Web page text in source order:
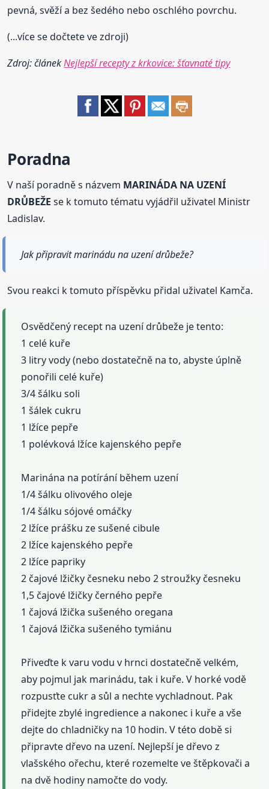
pevná, svěží a bez šedého nebo oschlého povrchu.
(...více se dočtete ve zdroji)
Zdroj: článekNejlepší recepty z krkovice: šťavnaté tipy
Poradna
V naší poradně s názvem MARINÁDA NA UZENÍ
DRŮBEŽE se k tomuto tématu vyjádřil uživatel Ministr
Ladislav.
Jak připravit marinádu na uzení drůbeže?
Svou reakci k tomuto příspěvku přidal uživatel Kamča.
Osvědčený recept na uzení drůbeže je tento:
1 celé kuře
3 litry vody (nebo dostatečně na to, abyste úplně
ponořili celé kuře)
3/4 šálku soli
1 šálek cukru
1 lžíce pepře
1 polévková lžíce kajenského pepře
Marinána na potírání během uzení
1/4 šálku olivového oleje
1/4 šálku sójové omáčky
2 lžíce prášku ze sušené cibule
2 lžíce kajenského pepře
2 lžíce papriky
2 čajové lžičky česneku nebo 2 stroužky česneku
1,5 čajové lžičky černého pepře
1 čajová lžička sušeného oregana
1 čajová lžička sušeného tymiánu
Přiveďte k varu vodu v hrnci dostatečně velkém,
aby pojmul jak marinádu, tak i kuře. V horké vodě
rozpusťte cukr a sůl a nechte vychladnout. Pak
přidejte zbylé ingredience a nakonec i kuře a vše
dejte do chladničky na 10 hodin. V této době si
připravte dřevo na uzení. Nejlepší je dřevo z
vlašského ořechu, které rozemelte ve štěpkovači a
na dvě hodiny namočte do vody.